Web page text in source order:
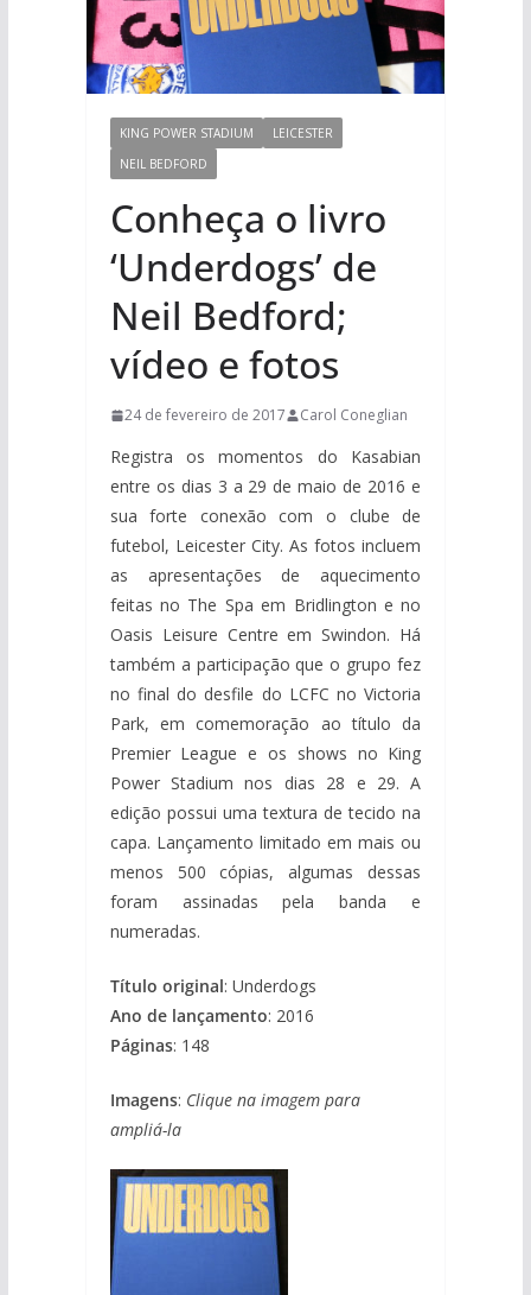
KING POWER STADIUM
LEICESTER
NEIL BEDFORD
Conheça o livro
‘Underdogs’ de
Neil Bedford;
vídeo e fotos
24 de fevereiro de 2017 Carol Coneglian
Registra os momentos do Kasabian
entre os dias 3 a 29 de maio de 2016 e
sua forte conexão com o clube de
futebol, Leicester City. As fotos incluem
as apresentações de aquecimento
feitas no The Spa em Bridlington e no
Oasis Leisure Centre em Swindon. Há
também a participação que o grupo fez
no final do desfile do LCFC no Victoria
Park, em comemoração ao título da
Premier League e os shows no King
Power Stadium nos dias 28 e 29. A
edição possui uma textura de tecido na
capa. Lançamento limitado em mais ou
menos 500 cópias, algumas dessas
foram assinadas pela banda e
numeradas.
Título original: Underdogs
Ano de lançamento: 2016
Páginas: 148
Imagens: Clique na imagem para
ampliá-la